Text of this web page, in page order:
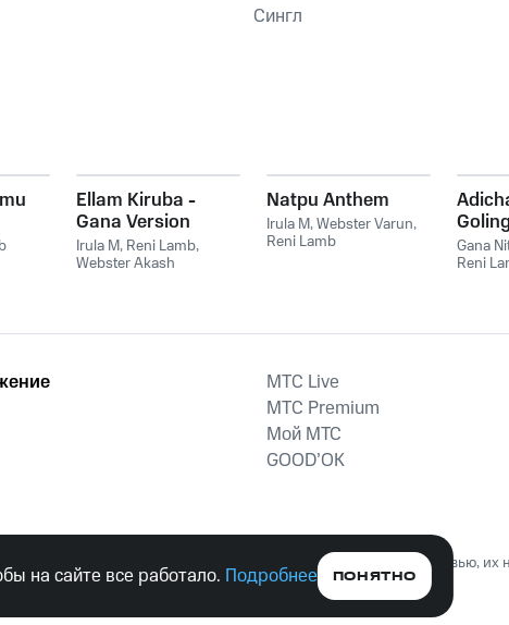
Сингл
Ellam Kiruba -
Gana Version
Irula M, Reni Lamb,
Webster Akash
Natpu Anthem
Irula M,Webster Varun,
Reni Lamb
Gana
Reni
MTС Live
MTС Premium
Мой МТС
GOOD’OK
психотропных веществ, их аналогов причиняет вред здоровью,
на сайте все работало. Подробнее ПОНЯТНО